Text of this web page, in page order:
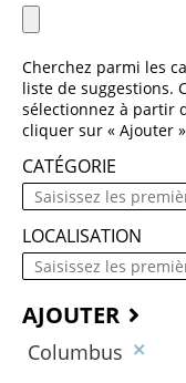
Cherchez parmi les
liste de suggestions.
sélectionnez à partir
cliquer sur « Ajouter
CATÉGORIE
LOCALISATION
AJOUTER
Columbus